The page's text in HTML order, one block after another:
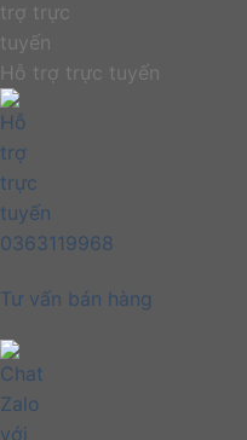
Hỗ trợ trực tuyến
0363119968
Tư vấn bán hàng